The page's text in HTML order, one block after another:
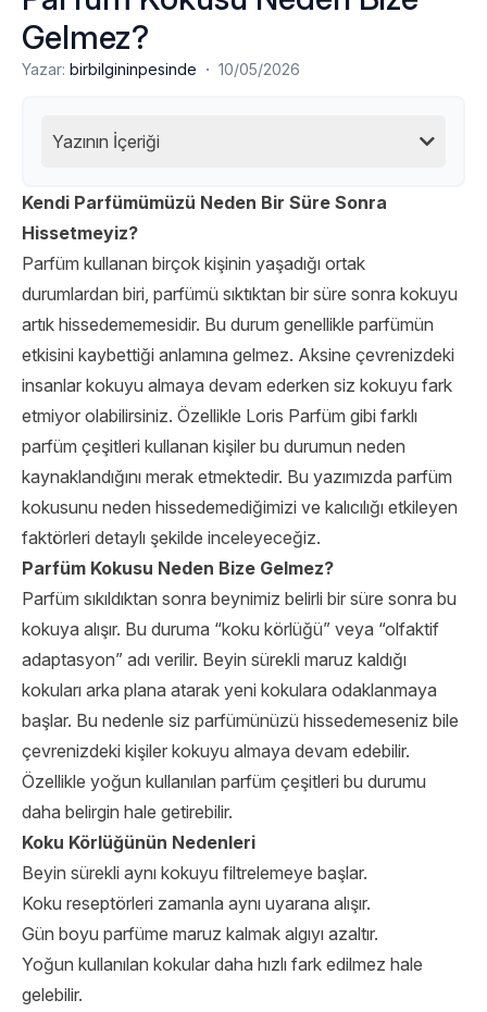
Gelmez?
Yazar: birbilgininpesinde · 10/05/2026
Yazının İçeriği
Kendi Parfümümüzü Neden Bir Süre Sonra
Hissetmeyiz?
Parfüm kullanan birçok kişinin yaşadığı ortak
durumlardan biri, parfümü sıktıktan bir süre sonra kokuyu
artık hissedememesidir. Bu durum genellikle parfümün
etkisini kaybettiği anlamına gelmez. Aksine çevrenizdeki
insanlar kokuyu almaya devam ederken siz kokuyu fark
etmiyor olabilirsiniz. Özellikle Loris Parfüm gibi farklı
parfüm çeşitleri kullanan kişiler bu durumun neden
kaynaklandığını merak etmektedir. Bu yazımızda parfüm
kokusunu neden hissedemediğimizi ve kalıcılığı etkileyen
faktörleri detaylı şekilde inceleyeceğiz.
Parfüm Kokusu Neden Bize Gelmez?
Parfüm sıkıldıktan sonra beynimiz belirli bir süre sonra bu
kokuya alışır. Bu duruma “koku körlüğü” veya “olfaktif
adaptasyon” adı verilir. Beyin sürekli maruz kaldığı
kokuları arka plana atarak yeni kokulara odaklanmaya
başlar. Bu nedenle siz parfümünüzü hissedemeseniz bile
çevrenizdeki kişiler kokuyu almaya devam edebilir.
Özellikle yoğun kullanılan parfüm çeşitleri bu durumu
daha belirgin hale getirebilir.
Koku Körlüğünün Nedenleri
Beyin sürekli aynı kokuyu filtrelemeye başlar.
Koku reseptörleri zamanla aynı uyarana alışır.
Gün boyu parfüme maruz kalmak algıyı azaltır.
Yoğun kullanılan kokular daha hızlı fark edilmez hale
gelebilir.